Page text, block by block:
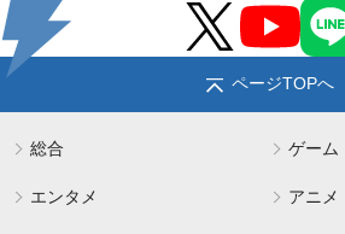
ページTOPへ
総合 ゲーム
エンタメ アニメ